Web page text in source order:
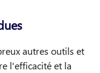
autres outils et
l'efficacité et la